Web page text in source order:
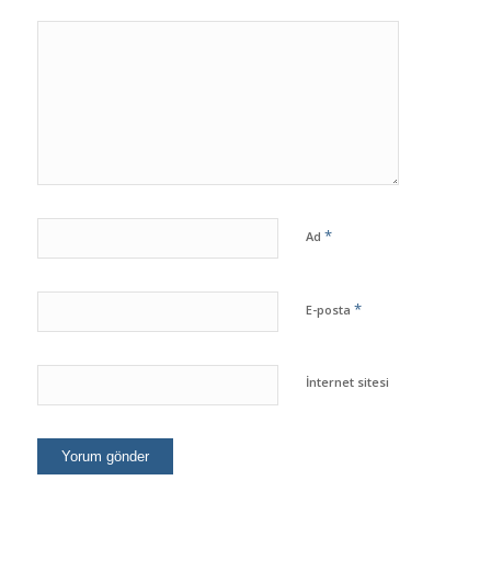
Ad *
E-posta *
İnternet sitesi